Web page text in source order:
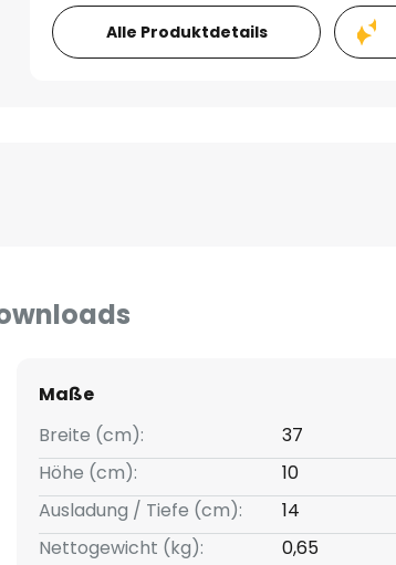
Alle Produktdetails
Maße
Breite (cm):
37
Höhe (cm):
10
Ausladung / Tiefe (cm):
14
Nettogewicht (kg):
0,65